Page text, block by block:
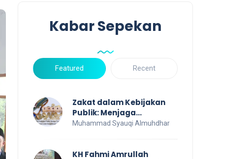
Kabar Sepekan
Featured Recent
Zakat dalam Kebijakan
Publik: Menjaga
Transparansi dan Efisiensi
Muhammad Syauqi Almuhdhar
KH Fahmi Amrullah